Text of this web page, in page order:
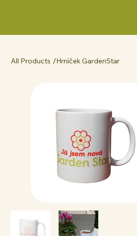
All Products /Hrníček GardenStar